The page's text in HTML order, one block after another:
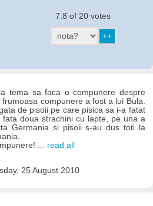
7.8 of 20 votes
tema sa faca o compunere despre
compunere a fost a lui Bula.
de pisoii pe care pisica sa i-a fatat
doua strachini cu lapte, pe una a
Germania si pisoii s-au dus toti la
... read all
25 August 2010